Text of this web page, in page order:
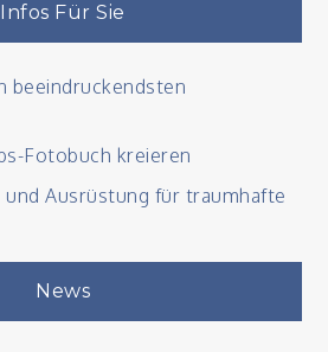
Infos Für Sie
beeindruckendsten
Fotobuch kreieren
und Ausrüstung für traumhafte
News